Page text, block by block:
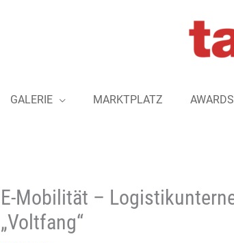
GALERIE MARKTPLATZ AWARDS
E-Mobilität –
„Voltfang“